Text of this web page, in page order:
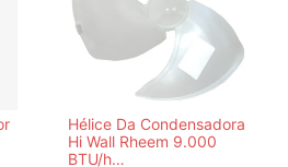
Hélice Da Condensadora
Hi Wall Rheem 9.000
BTU/h